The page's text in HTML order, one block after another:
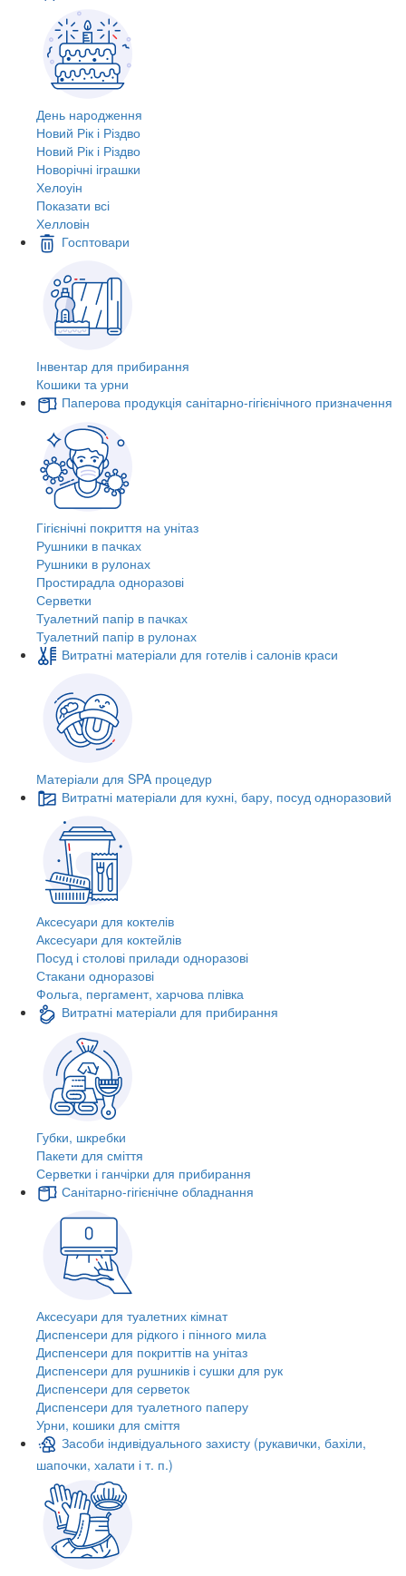
День народження
Новий Рік і Різдво
Новий Рік і Різдво
Новорічні іграшки
Хелоуін
Показати всі
Хелловін
Госптовари
Інвентар для прибирання
Кошики та урни
Паперова продукція санітарно-гігієнічного призначення
Гігієнічні покриття на унітаз
Рушники в пачках
Рушники в рулонах
Простирадла одноразові
Серветки
Туалетний папір в пачках
Туалетний папір в рулонах
Витратні матеріали для готелів і салонів краси
Матеріали для SPA процедур
Витратні матеріали для кухні, бару, посуд одноразовий
Аксесуари для коктелів
Аксесуари для коктейлів
Посуд і столові прилади одноразові
Стакани одноразові
Фольга, пергамент, харчова плівка
Витратні матеріали для прибирання
Губки, шкребки
Пакети для сміття
Серветки і ганчірки для прибирання
Санітарно-гігієнічне обладнання
Аксесуари для туалетних кімнат
Диспенсери для рідкого і пінного мила
Диспенсери для покриттів на унітаз
Диспенсери для рушників і сушки для рук
Диспенсери для серветок
Диспенсери для туалетного паперу
Урни, кошики для сміття
Засоби індивідуального захисту (рукавички, бахіли,
шапочки, халати і т. п.)